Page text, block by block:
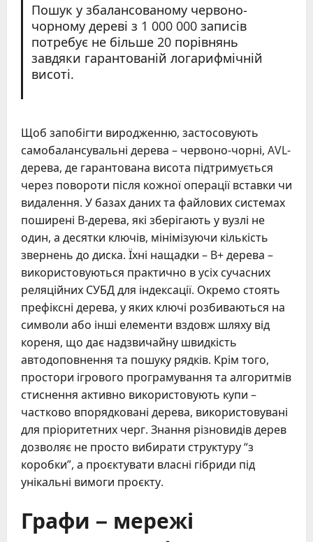
Пошук у збалансованому червоно-
чорному дереві з 1 000 000 записів
потребує не більше 20 порівнянь
завдяки гарантованій логарифмічній
висоті.
Щоб запобігти виродженню, застосовують
самобалансувальні дерева – червоно-чорні, AVL-
дерева, де гарантована висота підтримується
через повороти після кожної операції вставки чи
видалення. У базах даних та файлових системах
поширені B-дерева, які зберігають у вузлі не
один, а десятки ключів, мінімізуючи кількість
звернень до диска. Їхні нащадки – B+ дерева –
використовуються практично в усіх сучасних
реляційних СУБД для індексації. Окремо стоять
префіксні дерева, у яких ключі розбиваються на
символи або інші елементи вздовж шляху від
кореня, що дає надзвичайну швидкість
автодоповнення та пошуку рядків. Крім того,
простори ігрового програмування та алгоритмів
стиснення активно використовують купи –
частково впорядковані дерева, використовувані
для пріоритетних черг. Знання різновидів дерев
дозволяє не просто вибирати структуру “з
коробки”, а проєктувати власні гібриди під
унікальні вимоги проєкту.
Графи – мережі